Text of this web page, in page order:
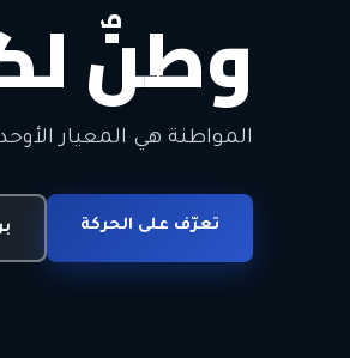
وطنٌ
المواطنة هي المعيار
تعرّف على الحركة
معاً من
الحرية • الوحدة • السلام •
انضم للحركة